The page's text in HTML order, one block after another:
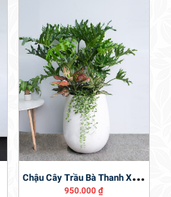
C
Hậu Cây Trầu Bà Thanh Xuân
950.000₫